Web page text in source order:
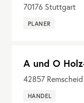
70176 Stuttgart
PLANER
A und O
42857 Remscheid
HANDEL